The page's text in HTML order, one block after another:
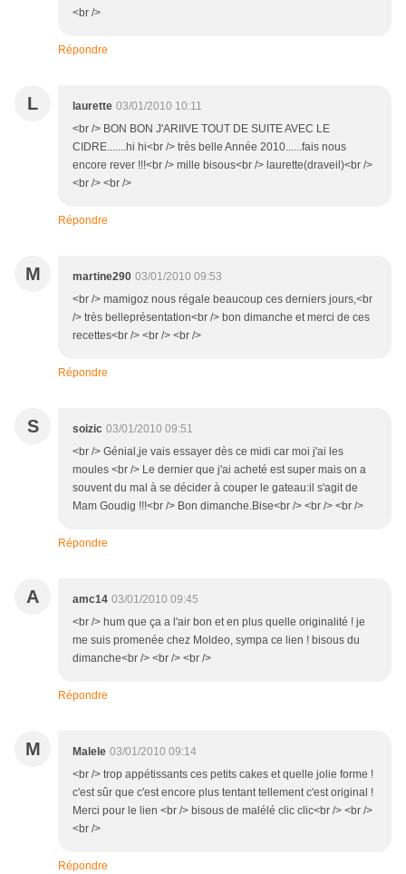
<br />
Répondre
L laurette 03/01/2010 10:11
<br /> BON BON J'ARIIVE TOUT DE SUITE AVEC LE
CIDRE.......hi hi<br /> très belle Année 2010......fais nous
encore rever !!!<br /> mille bisous<br /> laurette(draveil)<br />
<br /> <br />
Répondre
M martine290 03/01/2010 09:53
<br /> mamigoz nous régale beaucoup ces derniers jours,<br
/> très belleprésentation<br /> bon dimanche et merci de ces
recettes<br /> <br /> <br />
Répondre
S soizic 03/01/2010 09:51
<br /> Génial,je vais essayer dès ce midi car moi j'ai les
moules <br /> Le dernier que j'ai acheté est super mais on a
souvent du mal à se décider à couper le gateau:il s'agit de
Mam Goudig !!!<br /> Bon dimanche.Bise<br /> <br /> <br />
Répondre
A amc14 03/01/2010 09:45
<br /> hum que ça a l'air bon et en plus quelle originalité ! je
me suis promenée chez Moldeo, sympa ce lien ! bisous du
dimanche<br /> <br /> <br />
Répondre
M Malele 03/01/2010 09:14
<br /> trop appétissants ces petits cakes et quelle jolie forme !
c'est sûr que c'est encore plus tentant tellement c'est original !
Merci pour le lien <br /> bisous de malélé clic clic<br /> <br />
<br />
Répondre